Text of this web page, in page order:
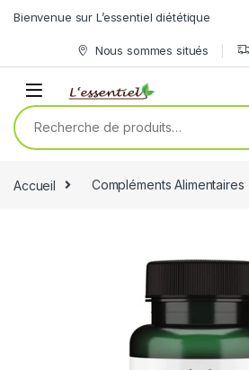
Skip to navigation
Bienvenue sur L’essentiel diététique
Nous sommes situés
Recherche pour :
Accueil Compléments Alimentaires